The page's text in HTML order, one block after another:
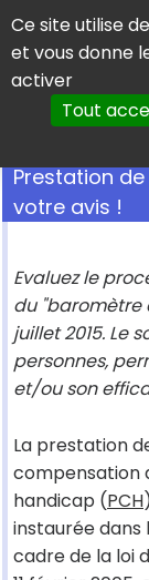
Panneau de
Ce site utilise
et vous donne
activer
Tout
Prestation
votre avis !
Evaluez le
du "baromètre
juillet 2015. Le
personnes,
et/ou son
La prestation
compensation
handicap (PCH
instaurée dans
cadre de la loi